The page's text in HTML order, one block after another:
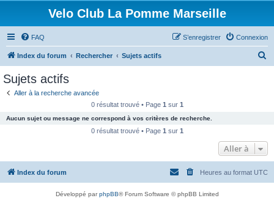
Velo Club La Pomme Marseille
FAQ Connexion
S’enregistrer
Index du forum Rechercher Sujets actifs
c
e
Sujets actifs
Aller à la recherche avancée
0 résultat trouvé • Page 1 sur 1
Aucun sujet ou message ne correspond à vos critères de recherche.
0 résultat trouvé • Page 1 sur 1
Aller à
Index du forum Heures au format UTC
Développé parphpBB® Forum Software © phpBB Limited